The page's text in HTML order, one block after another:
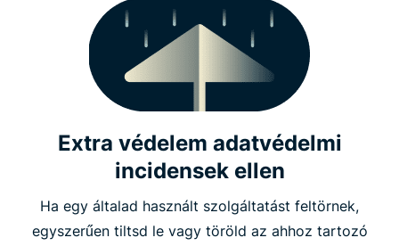
Extra védelem adatvédelmi
incidensek ellen
Ha egy általad használt szolgáltatást feltörnek,
egyszerűen tiltsd le vagy töröld az ahhoz tartozó